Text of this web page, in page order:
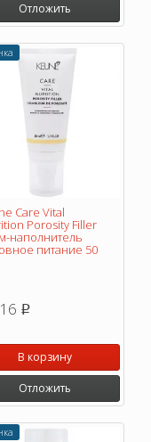
Отложить
Care Vital
Porosity Filler
наполнитель
питание 50
p
В корзину
Отложить